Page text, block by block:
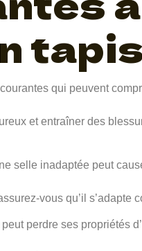
qui peuvent
et entraîner des
selle inadaptée peut
vous qu’il s’adapte
perdre ses propriétés